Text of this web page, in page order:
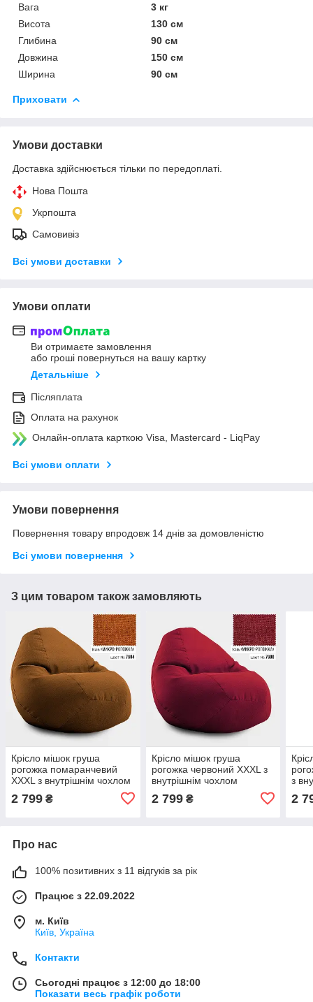
Вага
3 кг
Висота
130 см
Глибина
90 см
Довжина
150 см
Ширина
90 см
Приховати
Умови доставки
Доставка здійснюється тільки по передоплаті.
Нова Пошта
Укрпошта
Самовивіз
Всі умови доставки
Умови оплати
Ви отримаєте замовлення
або гроші повернуться на вашу картку
Детальніше
Післяплата
Оплата на рахунок
Онлайн-оплата карткою Visa, Mastercard - LiqPay
Всі умови оплати
Умови повернення
Повернення товару впродовж 14 днів за домовленістю
Всі умови повернення
З цим товаром також замовляють
Крісло мішок груша
рогожка помаранчевий
XXXL з внутрішнім чохлом
2 799 ₴
Крісло мішок груша
рогожка червоний XXXL з
внутрішнім чохлом
2 799₴
з
2
Про нас
100% позитивних з 11 відгуків за рік
Працює з 22.09.2022
м. Київ
Київ, Україна
Контакти
Сьогодні працює з 12:00 до 18:00
Показати весь графік роботи